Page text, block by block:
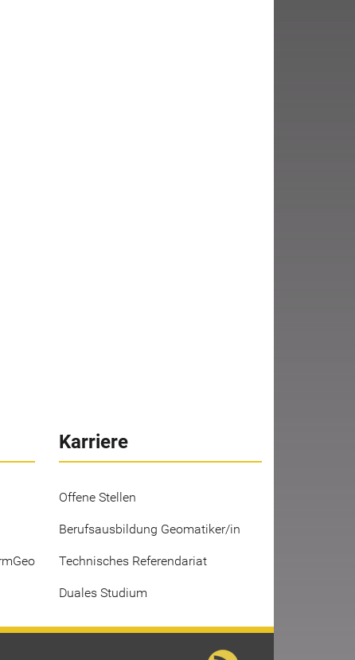
Karriere
Offene Stellen
Berufsausbildung Geomatiker/in
Technisches Referendariat
Duales Studium